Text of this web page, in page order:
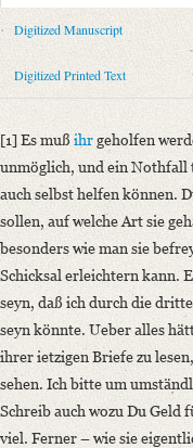
Sender: Friedrich von
Recipient: August
Place of Dispatch:
Place of Destination:
Printed Text
Bibliography: Kritische
romantischen Schule
Incipit: „[1] Es muß ihr
Manuscript
Provider: Dresden,
OAI Id: DE-1a-34186
Classification Number:
Number of Pages: 7S.
Format: 19,2 x 11,4 cm
Digitized Manuscript
Digitized Printed Text
[1] Es muß ihrgeholfen
unmöglich, und ein
auch selbst helfen können.
sollen, auf welche Art sie
besonders wie man sie
Schicksal erleichtern kann.
seyn, daß ich durch die
seyn könnte. Ueber alles
ihrer ietzigen Briefe zu
sehen. Ich bitte um
Schreib auch wozu Du Geld
viel. Ferner – wie sie